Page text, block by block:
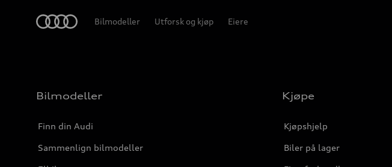
Bilmodeller Utforsk og kjøp Eiere
Bilmodeller
Finn din Audi
Sammenlign bilmodeller
Kjøpe
Kjøpshjelp
Biler på lager